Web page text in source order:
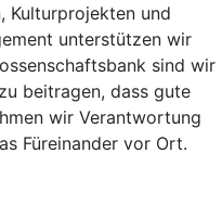
Kulturprojekten und
unterstützen wir
sind wir
beitragen, dass gute
wir Verantwortung
Füreinander vor Ort.